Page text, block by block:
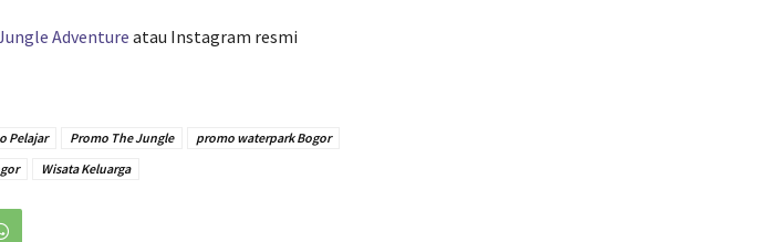
Adventure atau Instagram resmi
Pelajar Promo The Jungle
promo waterpark Bogor
Wisata Keluarga